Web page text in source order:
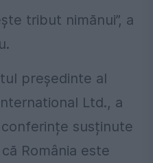
tribut nimănui”, a
președinte al
Ltd., a
susținute
România este